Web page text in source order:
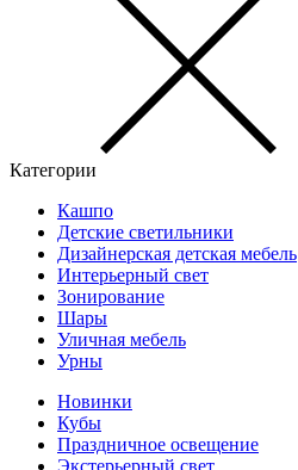
Категории
Кашпо
Детские светильники
Дизайнерская детская мебель
Интерьерный свет
Зонирование
Шары
Уличная мебель
Урны
Новинки
Кубы
Праздничное освещение
Экстерьерный свет